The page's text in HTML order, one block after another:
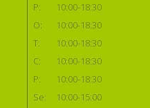
P:
10:00-18:30
O:
10:00-18:30
T:
10:00-18:30
C:
10:00-18:30
P:
10:00-18:30
Se:
10:00-15:00